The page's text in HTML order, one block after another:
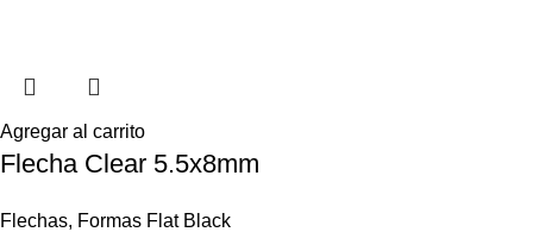
Agregar al carrito
Flecha Clear 5.5x8mm
Flechas, Formas Flat Black